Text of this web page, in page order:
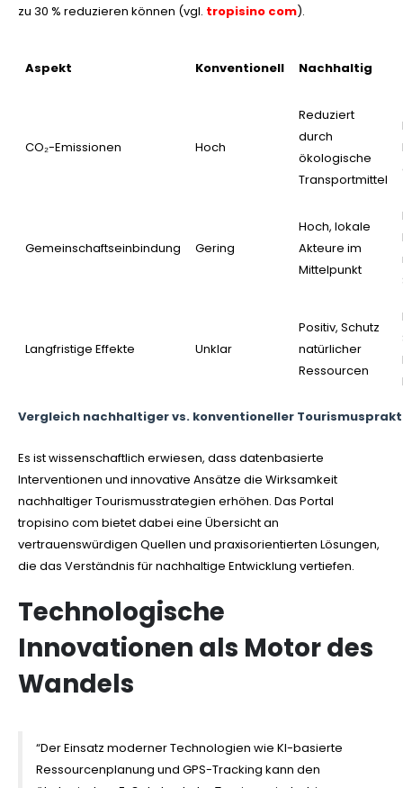
zu 30 % reduzieren können (vgl. tropisino com).
Vergleich nachhaltiger vs. konventioneller
Aspekt Konventionell Nachhaltig
CO₂-Emissionen Hoch
Reduziert
durch
ökologische
Transportmittel
Gemeinschaftseinbindung Gering
Hoch, lokale
Akteure im
Mittelpunkt
Langfristige Effekte Unklar
Positiv, Schutz
natürlicher
Ressourcen
Es ist wissenschaftlich erwiesen, dass datenbasierte
Interventionen und innovative Ansätze die Wirksamkeit
nachhaltiger Tourismusstrategien erhöhen. Das Portal
tropisino com bietet dabei eine Übersicht an
vertrauenswürdigen Quellen und praxisorientierten Lösungen,
die das Verständnis für nachhaltige Entwicklung vertiefen.
Technologische
Innovationen als Motor des
Wandels
“Der Einsatz moderner Technologien wie KI-basierte
Ressourcenplanung und GPS-Tracking kann den